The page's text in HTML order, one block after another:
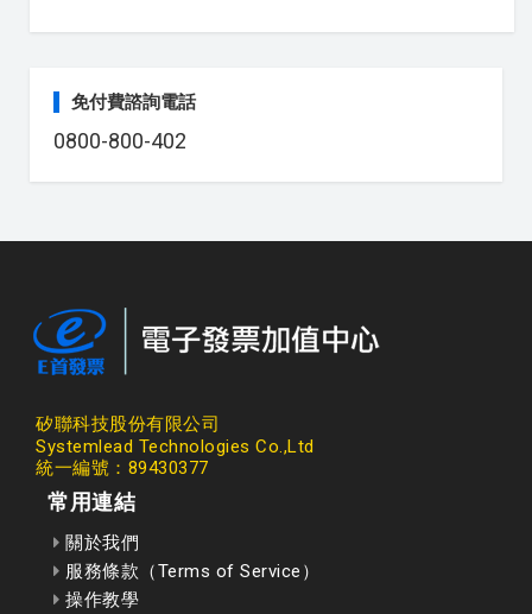
免付費諮詢電話
0800-800-402
矽聯科技股份有限公司
Systemlead Technologies Co.,Ltd
統一編號：89430377
常用連結
關於我們
服務條款（Terms of Service）
操作教學